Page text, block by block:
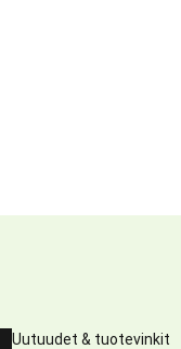
Uutuudet & tuotevinkit